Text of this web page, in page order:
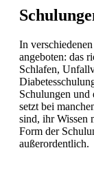
In
angeboten: das
Schlafen,
Schulungen und
setzt bei
sind, ihr Wissen
Form der
außerordentlich.